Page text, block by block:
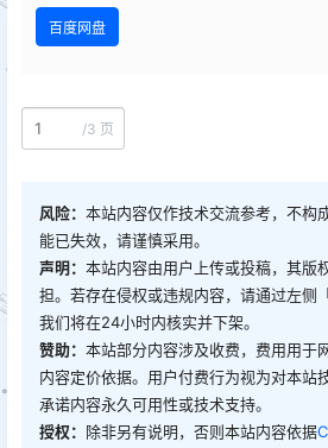
百度网盘
/3 页
风险： 本站内容仅作技术交流参考，不构
能已失效，请谨慎采用。
声明： 本站内容由用户上传或投稿，其版
担。若存在侵权或违规内容，请通过左侧
我们将在24小时内核实并下架。
赞助： 本站部分内容涉及收费，费用用于
内容定价依据。用户付费行为视为对本站
承诺内容永久可用性或技术支持。
授权： 除非另有说明，否则本站内容依据